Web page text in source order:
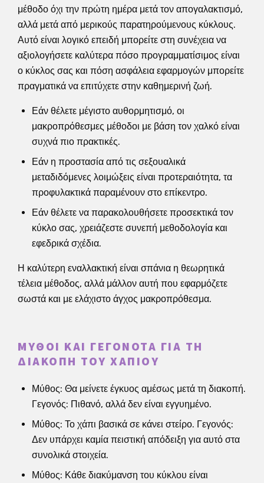
μέθοδο όχι την πρώτη ημέρα μετά τον απογαλακτισμό,
αλλά μετά από μερικούς παρατηρούμενους κύκλους.
Αυτό είναι λογικό επειδή μπορείτε στη συνέχεια να
αξιολογήσετε καλύτερα πόσο προγραμματίσιμος είναι
ο κύκλος σας και πόση ασφάλεια εφαρμογών μπορείτε
πραγματικά να επιτύχετε στην καθημερινή ζωή.
Εάν θέλετε μέγιστο αυθορμητισμό, οι
μακροπρόθεσμες μέθοδοι με βάση τον χαλκό είναι
συχνά πιο πρακτικές.
Εάν η προστασία από τις σεξουαλικά
μεταδιδόμενες λοιμώξεις είναι προτεραιότητα, τα
προφυλακτικά παραμένουν στο επίκεντρο.
Εάν θέλετε να παρακολουθήσετε προσεκτικά τον
κύκλο σας, χρειάζεστε συνεπή μεθοδολογία και
εφεδρικά σχέδια.
Η καλύτερη εναλλακτική είναι σπάνια η θεωρητικά
τέλεια μέθοδος, αλλά μάλλον αυτή που εφαρμόζετε
σωστά και με ελάχιστο άγχος μακροπρόθεσμα.
ΜΎΘΟΙ ΚΑΙ ΓΕΓΟΝΌΤΑ ΓΙΑ ΤΗ
ΔΙΑΚΟΠΉ ΤΟΥ ΧΑΠΙΟΎ
Μύθος: Θα μείνετε έγκυος αμέσως μετά τη διακοπή.
Γεγονός: Πιθανό, αλλά δεν είναι εγγυημένο.
Μύθος: Το χάπι βασικά σε κάνει στείρο. Γεγονός:
Δεν υπάρχει καμία πειστική απόδειξη για αυτό στα
συνολικά στοιχεία.
Μύθος: Κάθε διακύμανση του κύκλου είναι